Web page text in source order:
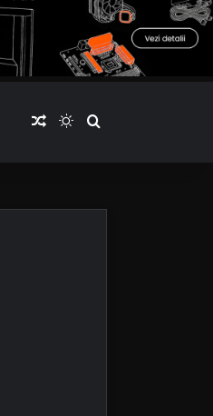
Articol aleatoriu
Switch skin
Cauta articole